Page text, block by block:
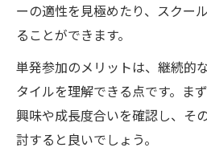
ーの適性を見極めたり、スクー
ることができます。
単発参加のメリットは、継続的
タイルを理解できる点です。ま
興味や成長度合いを確認し、そ
討すると良いでしょう。